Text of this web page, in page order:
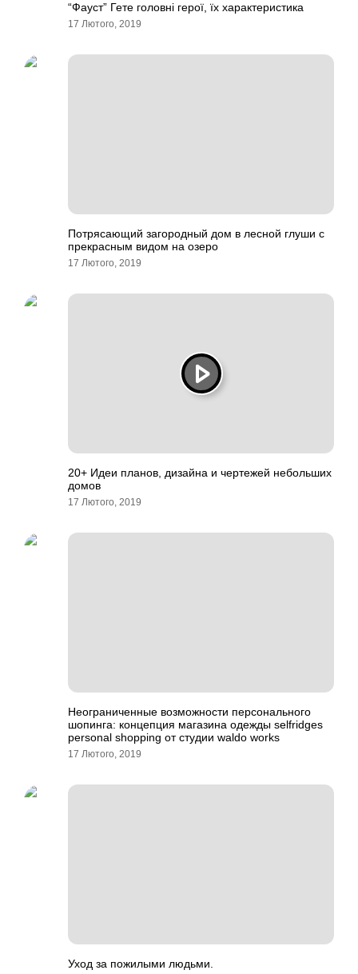
“Фауст” Гете головні герої, їх характеристика
17 Лютого, 2019
Потрясающий загородный дом в лесной глуши с
прекрасным видом на озеро
17 Лютого, 2019
20+ Идеи планов, дизайна и чертежей небольших
домов
17 Лютого, 2019
Неограниченные возможности персонального
шопинга: концепция магазина одежды selfridges
personal shopping от студии waldo works
17 Лютого, 2019
Уход за пожилыми людьми.